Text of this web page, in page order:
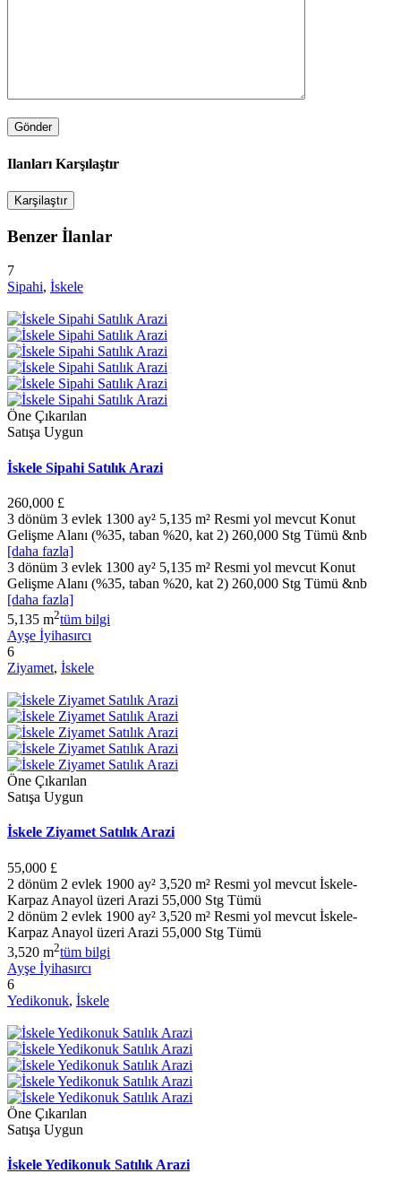
Ilanları Karşılaştır
Karşilaştır
Benzer İlanlar
7
Sipahi, İskele
Öne Çıkarılan
Satışa Uygun
İskele Sipahi Satılık Arazi
260,000 £
3 dönüm 3 evlek 1300 ay² 5,135 m² Resmi yol mevcut Konut
Gelişme Alanı (%35, taban %20, kat 2) 260,000 Stg Tümü &nb
[daha fazla]
3 dönüm 3 evlek 1300 ay² 5,135 m² Resmi yol mevcut Konut
Gelişme Alanı (%35, taban %20, kat 2) 260,000 Stg Tümü &nb
[daha fazla]
5,135 m2tüm bilgi
Ayşe İyihasırcı
6
Ziyamet, İskele
Öne Çıkarılan
Satışa Uygun
İskele Ziyamet Satılık Arazi
55,000 £
2 dönüm 2 evlek 1900 ay² 3,520 m² Resmi yol mevcut İskele-
Karpaz Anayol üzeri Arazi 55,000 Stg Tümü
2 dönüm 2 evlek 1900 ay² 3,520 m² Resmi yol mevcut İskele-
Karpaz Anayol üzeri Arazi 55,000 Stg Tümü
3,520 m2tüm bilgi
Ayşe İyihasırcı
6
Yedikonuk, İskele
Öne Çıkarılan
Satışa Uygun
İskele Yedikonuk Satılık Arazi